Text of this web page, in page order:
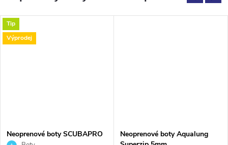
Tip
Výprodej
Neoprenové boty SCUBAPRO
Neoprenové boty Aqualung